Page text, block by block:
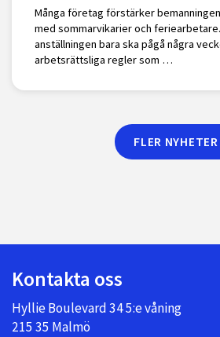
Många företag förstärker
med sommarvikarier och
anställningen bara ska pågå några
arbetsrättsliga regler som …
FLER NYHETER
Kontakta oss
Hyllie Boulevard 34 5:e våning
215 35 Malmö